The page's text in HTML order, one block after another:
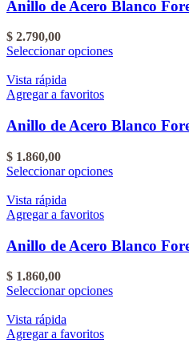
producto
Las
opciones
pueden
elegir
del
producto
Anillo de Acero Blanco
$ 2.790,00
Seleccionar opcionesEste
Las
pueden
elegir
del
producto
Vista rápida
Agregar a favoritos
Anillo de Acero Blanco
$ 1.860,00
Seleccionar opcionesEste
Las
opciones
pueden
elegir
Vista rápida
Agregar a favoritos
Anillo de Acero Blanco
$ 1.860,00
Seleccionar opcionesEste
Vista rápida
Agregar a favoritos